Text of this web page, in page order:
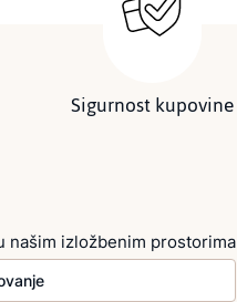
Sigurnost kupovine
našim izložbenim prostorima